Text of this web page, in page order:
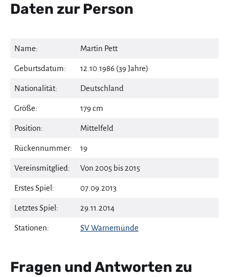
Daten zur Person
Name: Martin Pett
Geburtsdatum: 12.10.1986 (39 Jahre)
Nationalität: Deutschland
Größe: 179 cm
Position: Mittelfeld
Rückennummer: 19
Vereinsmitglied: Von 2005 bis 2015
Erstes Spiel: 07.09.2013
Letztes Spiel: 29.11.2014
Stationen: SV Warnemünde
Fragen und Antworten zu